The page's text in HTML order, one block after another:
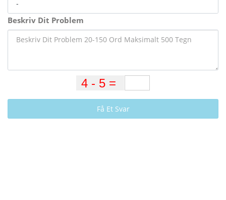
Beskriv Dit Problem
Få Et Svar